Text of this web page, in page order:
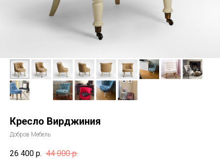
Кресло Вирджиния
Добров Мебель
26 400 р. 44 000 р.